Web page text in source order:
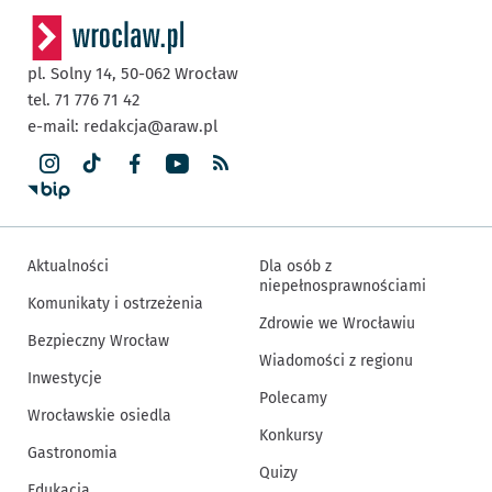
pl. Solny 14, 50-062 Wrocław
tel. 71 776 71 42
e-mail: redakcja@araw.pl
Aktualności
Komunikaty i ostrzeżenia
Bezpieczny Wrocław
Inwestycje
Wrocławskie osiedla
Gastronomia
Dla osób z
niepełnosprawnościami
Zdrowie we Wrocławiu
Wiadomości z regionu
Polecamy
Konkursy
Quizy